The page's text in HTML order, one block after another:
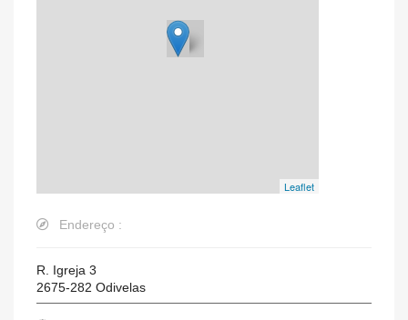
Leaflet
Endereço :
R. Igreja 3
2675-282 Odivelas